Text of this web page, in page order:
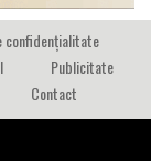
confidențialitate
Publicitate
Contact